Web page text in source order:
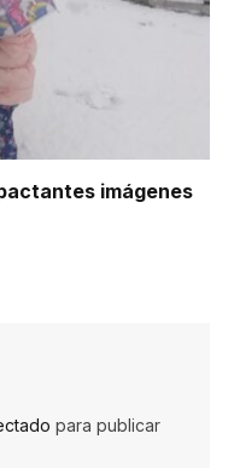
imágenes
para publicar